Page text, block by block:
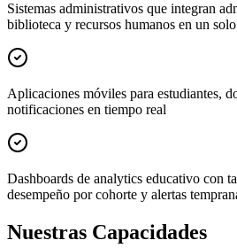
Sistemas administrativos que integran
biblioteca y recursos humanos en un
Aplicaciones móviles para estudiantes,
notificaciones en tiempo real
Dashboards de analytics educativo con
desempeño por cohorte y alertas
Nuestras Capacidades